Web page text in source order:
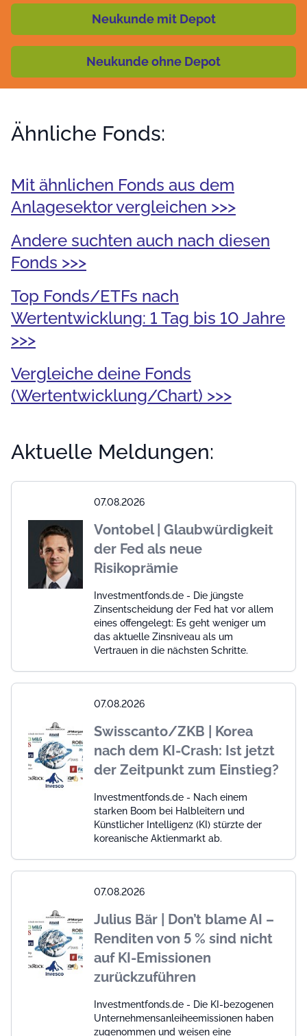
Neukunde mit Depot
Neukunde ohne Depot
Ähnliche Fonds:
Mit ähnlichen Fonds aus dem
Anlagesektor vergleichen >>>
Andere suchten auch nach diesen
Fonds >>>
Top Fonds/ETFs nach
Wertentwicklung: 1 Tag bis 10 Jahre
>>>
Vergleiche deine Fonds
(Wertentwicklung/Chart) >>>
Aktuelle Meldungen:
07.08.2026
Vontobel | Glaubwürdigkeit
der Fed als neue
Risikoprämie
Investmentfonds.de - Die jüngste
Zinsentscheidung der Fed hat vor allem
eines offengelegt: Es geht weniger um
das aktuelle Zinsniveau als um
Vertrauen in die nächsten Schritte.
07.08.2026
Swisscanto/ZKB | Korea
nach dem KI-Crash: Ist jetzt
der Zeitpunkt zum Einstieg?
Investmentfonds.de - Nach einem
starken Boom bei Halbleitern und
Künstlicher Intelligenz (KI) stürzte der
koreanische Aktienmarkt ab.
07.08.2026
Julius Bär | Don’t blame AI –
Renditen von 5 % sind nicht
auf KI-Emissionen
zurückzuführen
Investmentfonds.de - Die KI-bezogenen
Unternehmensanleiheemissionen haben
zugenommen und weisen eine